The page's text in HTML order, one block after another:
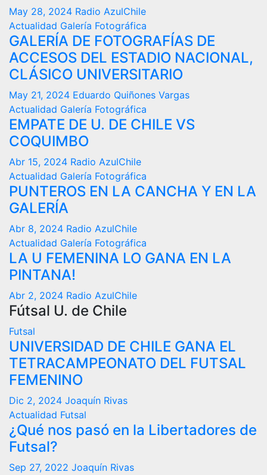
May 28, 2024 Radio AzulChile
Actualidad Galería Fotográfica
GALERÍA DE FOTOGRAFÍAS DE
ACCESOS DEL ESTADIO NACIONAL,
CLÁSICO UNIVERSITARIO
May 21, 2024 Eduardo Quiñones Vargas
Actualidad Galería Fotográfica
EMPATE DE U. DE CHILE VS
COQUIMBO
Abr 15, 2024 Radio AzulChile
Actualidad Galería Fotográfica
PUNTEROS EN LA CANCHA Y EN LA
GALERÍA
Abr 8, 2024 Radio AzulChile
Actualidad Galería Fotográfica
LA U FEMENINA LO GANA EN LA
PINTANA!
Abr 2, 2024 Radio AzulChile
Fútsal U. de Chile
Futsal
UNIVERSIDAD DE CHILE GANA EL
TETRACAMPEONATO DEL FUTSAL
FEMENINO
Dic 2, 2024 Joaquín Rivas
Actualidad Futsal
¿Qué nos pasó en la Libertadores de
Futsal?
Sep 27, 2022 Joaquín Rivas